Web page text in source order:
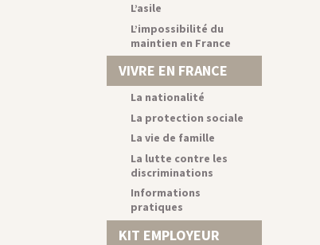
L’asile
L’impossibilité du
maintien en France
VIVRE EN FRANCE
La nationalité
La protection sociale
La vie de famille
La lutte contre les
discriminations
Informations
pratiques
KIT EMPLOYEUR